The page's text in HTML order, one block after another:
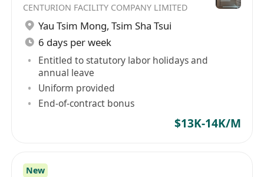
提供具市場競爭力的月薪及按服務年資調整之年
度薪金檢討機制；表現優異者可獲季度績效獎
勵。
享有法定公眾假期、有薪年假（按《僱傭條例》
規定計算）、病假等合規假期權益。
CENTURION FACILITY COMPANY LIMITED
Yau Tsim Mong, Tsim Sha Tsui
6 days per week
Entitled to statutory labor holidays and
annual leave
Uniform provided
End-of-contract bonus
$13K-14K/M
New